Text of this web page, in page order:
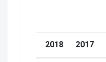
2017
2018